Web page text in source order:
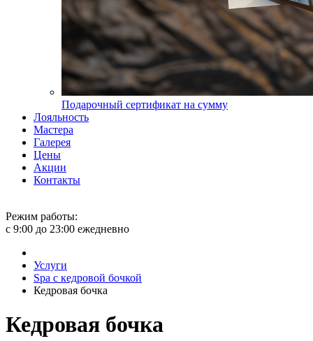
Подарочный сертификат на сумму
Лояльность
Мастера
Галерея
Цены
Акции
Контакты
Режим работы:
с 9:00 до 23:00 ежедневно
Услуги
Spa с кедровой бочкой
Кедровая бочка
Кедровая бочка